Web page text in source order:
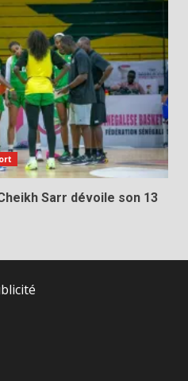
Sarr dévoile son 13